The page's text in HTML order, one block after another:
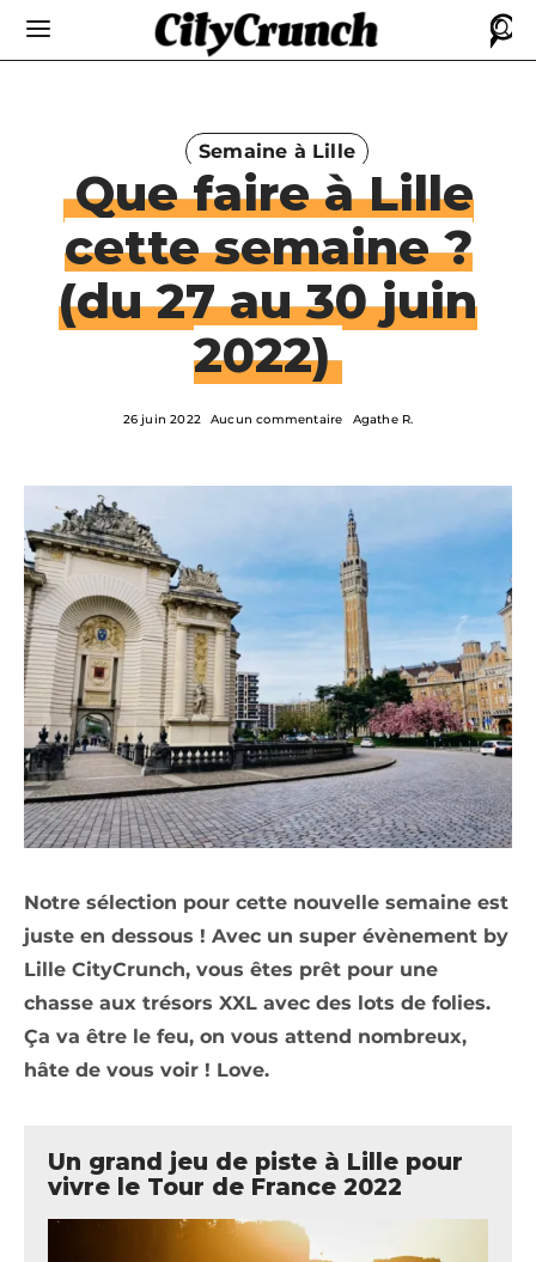
Semaine à Lille
Que faire à Lille
cette semaine ?
(du 27 au 30 juin
2022)
26 juin 2022 Aucun commentaire Agathe R.
Notre sélection pour cette nouvelle semaine est
juste en dessous ! Avec un super évènement by
Lille CityCrunch, vous êtes prêt pour une
chasse aux trésors XXL avec des lots de folies.
Ça va être le feu, on vous attend nombreux,
hâte de vous voir ! Love.
Un grand jeu de piste à Lille pour
vivre le Tour de France 2022